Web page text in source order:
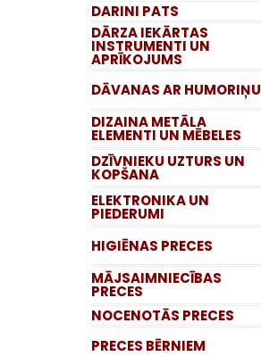
DARINI PATS
DĀRZA IEKĀRTAS
INSTRUMENTI UN
APRĪKOJUMS
DĀVANAS AR HUMORIŅU
DIZAINA METĀLA
ELEMENTI UN MĒBELES
DZĪVNIEKU UZTURS UN
KOPŠANA
ELEKTRONIKA UN
PIEDERUMI
HIGIĒNAS PRECES
MĀJSAIMNIECĪBAS
PRECES
NOCENOTĀS PRECES
PRECES BĒRNIEM